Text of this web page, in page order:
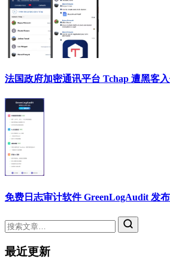
法国政府加密通讯平台 Tchap 遭黑客
免费日志审计软件 GreenLogAudit 发
最近更新